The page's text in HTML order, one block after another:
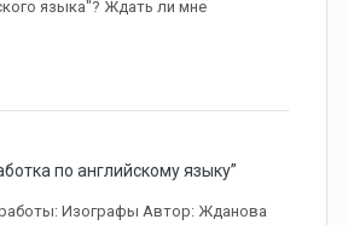
языка"? Ждать ли мне
по английскому языку”
работы: Изографы Автор: Жданова